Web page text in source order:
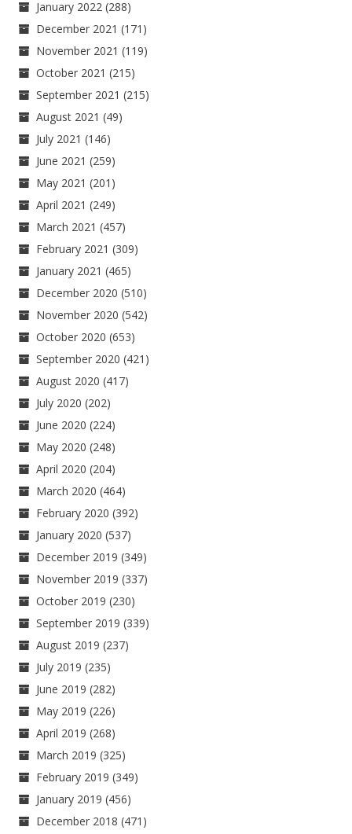
January 2022 (288)
December 2021 (171)
November 2021 (119)
October 2021 (215)
September 2021 (215)
August 2021 (49)
July 2021 (146)
June 2021 (259)
May 2021 (201)
April 2021 (249)
March 2021 (457)
February 2021 (309)
January 2021 (465)
December 2020 (510)
November 2020 (542)
October 2020 (653)
September 2020 (421)
August 2020 (417)
July 2020 (202)
June 2020 (224)
May 2020 (248)
April 2020 (204)
March 2020 (464)
February 2020 (392)
January 2020 (537)
December 2019 (349)
November 2019 (337)
October 2019 (230)
September 2019 (339)
August 2019 (237)
July 2019 (235)
June 2019 (282)
May 2019 (226)
April 2019 (268)
March 2019 (325)
February 2019 (349)
January 2019 (456)
December 2018 (471)